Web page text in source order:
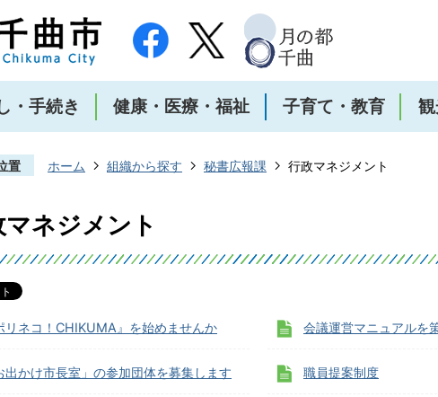
・手続き 健康・医療・福祉 子育て・教育
置 ホーム 組織から探す 秘書広報課 行政マネジメント
ネジメント
リネコ！CHIKUMA』を始めませんか 会議運営マニュアルを
出かけ市長室」の参加団体を募集します 職員提案制度